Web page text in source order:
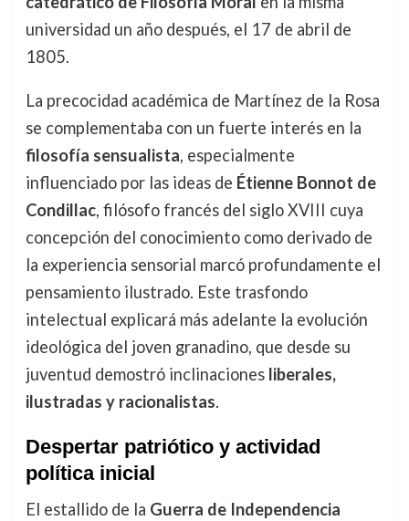
universidad un año después, el 17 de abril de
1805.
La precocidad académica de Martínez de la Rosa
se complementaba con un fuerte interés en la
filosofía sensualista, especialmente
influenciado por las ideas de Étienne Bonnot de
Condillac, filósofo francés del siglo XVIII cuya
concepción del conocimiento como derivado de
la experiencia sensorial marcó profundamente el
pensamiento ilustrado. Este trasfondo
intelectual explicará más adelante la evolución
ideológica del joven granadino, que desde su
juventud demostró inclinaciones liberales,
ilustradas y racionalistas.
Despertar patriótico y actividad
política inicial
El estallido de la Guerra de Independencia